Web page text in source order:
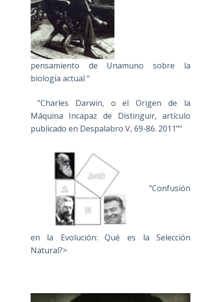
pensamiento de Unamuno sobre la
biología actual “
"Charles Darwin, o el Origen de la
Máquina Incapaz de Distinguir, artículo
publicado en Despalabro V, 69-86. 2011""
"Confusión
en la Evolución: Qué es la Selección
Natural?>